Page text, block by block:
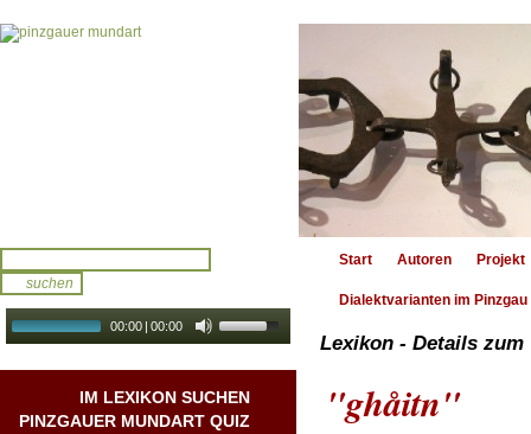
00:00 | 00:00
IM LEXIKON SUCHEN
PINZGAUER MUNDART QUIZ
Start Autoren Projekt
Dialektvarianten im Pinzgau
Lexikon - Details zum
"ghåitn"